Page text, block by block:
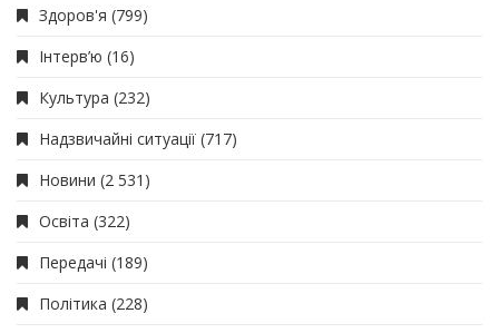
Здоров'я (799)
Інтерв’ю (16)
Культура (232)
Надзвичайні ситуації (717)
Новини (2 531)
Освіта (322)
Передачі (189)
Політика (228)